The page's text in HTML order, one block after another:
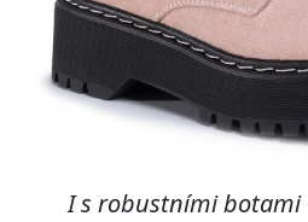
I s robustními